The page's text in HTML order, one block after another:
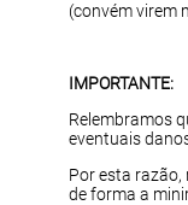
(convém virem
IMPORTANTE:
Relembramos
eventuais
Por esta
de forma a